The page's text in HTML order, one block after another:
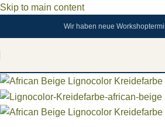
Skip to main content
Wir haben neue